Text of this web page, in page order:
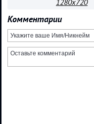
1280x720
Комментарии